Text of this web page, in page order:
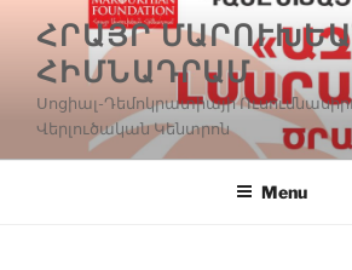
content
ՀՐԱՅՐ
ՀԻՄՆԱԴՐԱՄ
Սոցիալ-Դեմոկրատիայի
Վերլուծական Կենտրոն
Menu